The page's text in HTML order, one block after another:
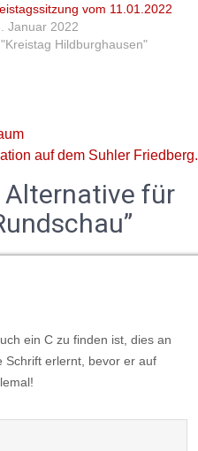
vom 11.01.2022
Januar 2022
Hildburghausen"
auf dem Suhler Friedberg.
Alternative für
ein C zu finden ist, dies an
Schrift erlernt, bevor er auf